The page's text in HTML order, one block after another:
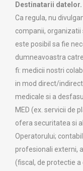
Destinatarii datelor.
Ca regula, nu
companii, organizatii
este posibil sa fie
dumneavoastra
fi: medicii nostri
in mod direct/
medicale si a
MED (ex. servicii de
ofera securitatea si
Operatorului;
profesionali externi,
(fiscal, de protectie a